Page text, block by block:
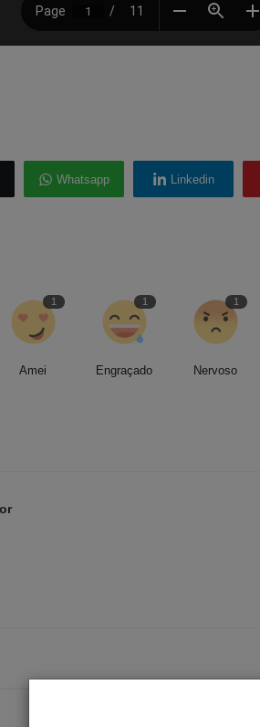
Whatsapp Linkedin
1
Amei
1
Engraçado
1
Nervoso